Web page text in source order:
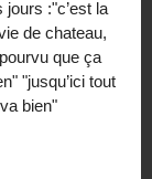
jours :"c’est la
de chateau,
que ça
"jusqu’ici tout
bien"